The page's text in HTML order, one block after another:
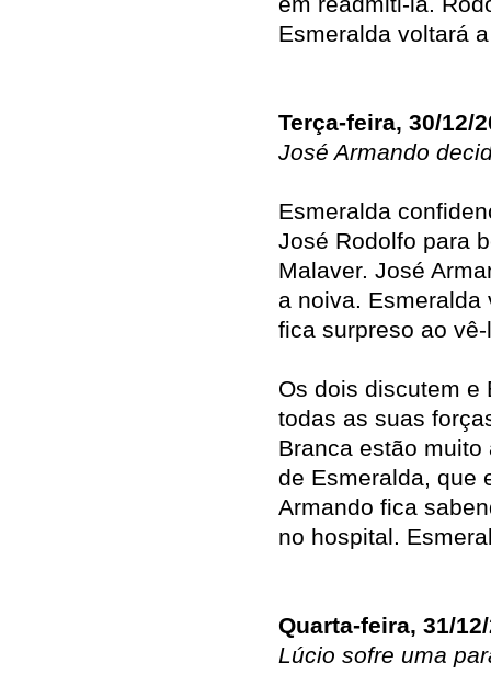
Esmeralda voltará
Terça-feira, 30/12/
José Armando
Esmeralda
José Rodolfo para
Malaver. José
a noiva.
fica surpreso ao
Os dois discutem e
todas as suas
Branca estão
de Esmeralda, que
Armando fica
no hospital.
Quarta-feira, 31/
Lúcio sofre uma